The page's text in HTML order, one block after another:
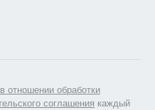
отношении обработки
соглашения каждый